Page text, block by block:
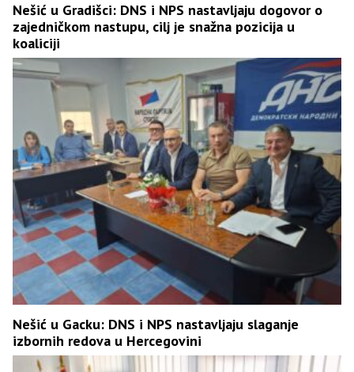
Nešić u Gradišci: DNS i NPS nastavljaju dogovor o
zajedničkom nastupu, cilj je snažna pozicija u
koaliciji
Nešić u Gacku: DNS i NPS nastavljaju slaganje
izbornih redova u Hercegovini